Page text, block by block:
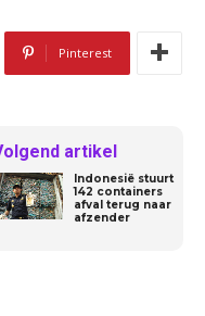
Pinterest
artikel
Indonesië stuurt
142 containers
afval terug naar
afzender